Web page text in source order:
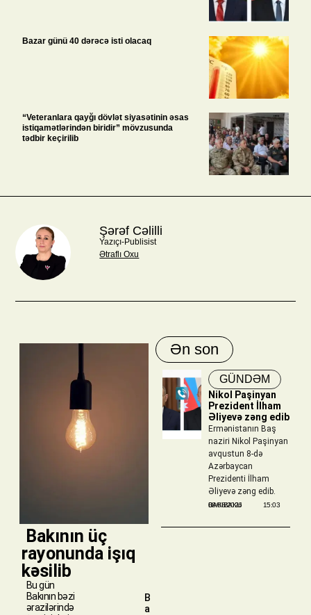
Bazar günü 40 dərəcə isti olacaq
“Veteranlara qayğı dövlət siyasətinin əsas
istiqamətlərindən biridir” mövzusunda
tədbir keçirilib
Şərəf Cəlilli
Yazıçı-Publisist
Ətraflı Oxu
​ Bakının üç
rayonunda işıq
kəsilib
Bu gün
Bakının bəzi
ərazilərində
B
a
Ən son
GÜNDƏM
Nikol Paşinyan
Prezident İlham
Əliyevə zəng edib
Ermənistanın Baş
naziri Nikol Paşinyan
avqustun 8-də
Azərbaycan
Prezidenti İlham
Əliyevə zəng edib.
BAKIBAKU
08/08/2026 15:03